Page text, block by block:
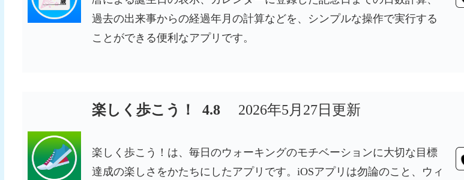
過去の出来事からの経過年月の計算などを、シンプルな操作で実行する
ことができる便利なアプリです。
楽しく歩こう！ 4.8 2026年5月27日更新
楽しく歩こう！は、毎日のウォーキングのモチベーションに大切な目標
達成の楽しさをかたちにしたアプリです。iOSアプリは勿論のこと、ウィ